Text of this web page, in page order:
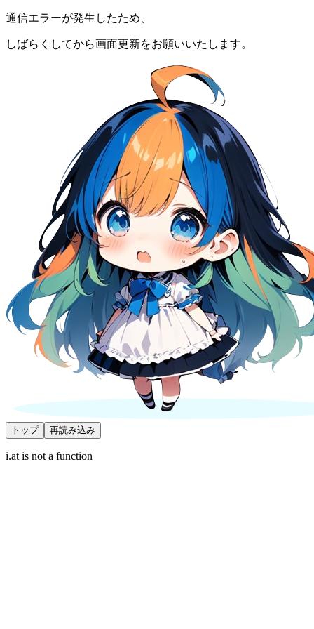
通信エラーが発生したため、
しばらくしてから画面更新をお願いいたします。
トップ 再読み込み
i.at is not a function